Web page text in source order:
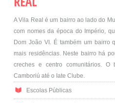
A Vila Real é um bairro ao lado do
com nomes da época do Império,
Dom João VI. É também um bairro
mais residências. Neste bairro há
creches e centro comunitários.
Camboriú até o Iate Clube.
Escolas Públicas